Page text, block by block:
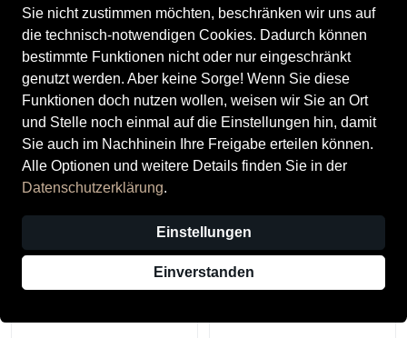
Sie nicht zustimmen möchten, beschränken wir uns auf
die technisch-notwendigen Cookies. Dadurch können
bestimmte Funktionen nicht oder nur eingeschränkt
genutzt werden. Aber keine Sorge! Wenn Sie diese
Funktionen doch nutzen wollen, weisen wir Sie an Ort
und Stelle noch einmal auf die Einstellungen hin, damit
Sie auch im Nachhinein Ihre Freigabe erteilen können.
Alle Optionen und weitere Details finden Sie in der
Datenschutzerklärung.
Einstellungen
Einverstanden
Tamaris
Tamaris Damenschuhe
Klassisch TAN
Tamaris
Klassisch LEOPARD
59,95 €